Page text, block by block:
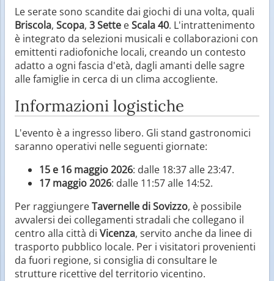
Le serate sono scandite dai giochi di una volta, quali
Briscola, Scopa, 3 Sette eScala 40. L'intrattenimento
è integrato da selezioni musicali e collaborazioni con
emittenti radiofoniche locali, creando un contesto
adatto a ogni fascia d'età, dagli amanti delle sagre
alle famiglie in cerca di un clima accogliente.
Informazioni logistiche
L'evento è a ingresso libero. Gli stand gastronomici
saranno operativi nelle seguenti giornate:
15 e 16 maggio 2026: dalle 18:37 alle 23:47.
17 maggio 2026: dalle 11:57 alle 14:52.
Per raggiungereTavernelle di Sovizzo, è possibile
avvalersi dei collegamenti stradali che collegano il
centro alla città di Vicenza, servito anche da linee di
trasporto pubblico locale. Per i visitatori provenienti
da fuori regione, si consiglia di consultare le
strutture ricettive del territorio vicentino.